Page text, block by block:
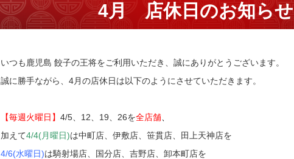
4月 店休日のお知らせ
いつも鹿児島 餃子の王将をご利用いただき、誠にありがとうございます。
誠に勝手ながら、4月の店休日は以下のようにさせていただきます。
【毎週火曜日】 4/5、12、19、26を全店舗
加えて4/4(月曜日)は中町店、伊敷店、笹貫店、田上天神店を
4/6(水曜日)は騎射場店、国分店、吉野店、卸本町店を